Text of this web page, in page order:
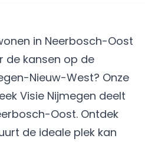
in Neerbosch-Oost
de kansen op de
Nieuw-West? Onze
Visie Nijmegen deelt
Oost. Ontdek
de ideale plek kan